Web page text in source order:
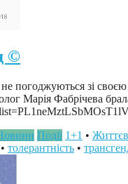
©
зі своєю
Марія Фабрічева
Події 1+1 •
• толерантність •